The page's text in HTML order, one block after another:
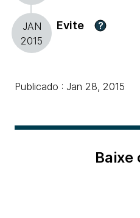
JAN
2015
Evite ?
Publicado : Jan 28, 2015
Baixe